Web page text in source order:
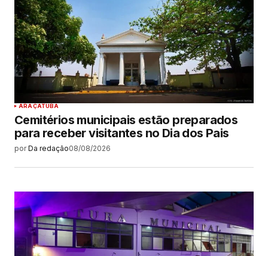
ARAÇATUBA
Cemitérios municipais estão preparados
para receber visitantes no Dia dos Pais
por Da redação08/08/2026